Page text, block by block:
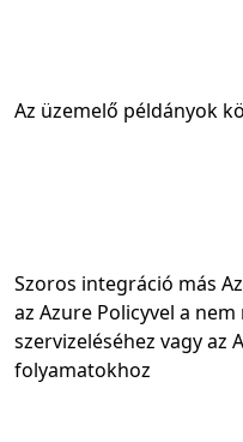
Az üzemelő példányok
Szoros integráció más
az Azure Policyvel a
szervizeléséhez vagy az
folyamatokhoz